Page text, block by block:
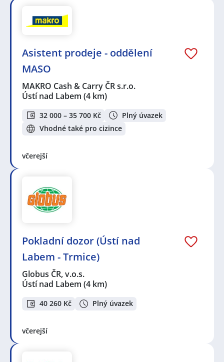
Asistent prodeje - oddělení
MASO
MAKRO Cash & Carry ČR s.r.o.
Ústí nad Labem (4 km)
32 000 – 35 700 Kč
Plný úvazek
Vhodné také pro cizince
včerejší
Pokladní dozor (Ústí nad
Labem - Trmice)
Globus ČR, v.o.s.
Ústí nad Labem (4 km)
40 260 Kč Plný úvazek
včerejší